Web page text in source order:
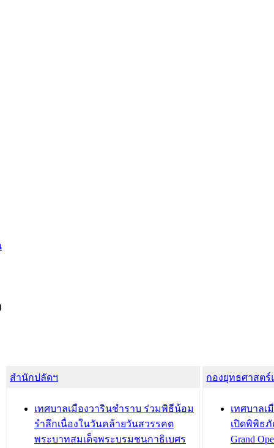
สำนักปลัดฯ
เทศบาลเมืองวารินชำราบ ร่วมพิธีน้อม
รำลึกเนื่องในวันคล้ายวันสวรรคต
พระบาทสมเด็จพระบรมชนกาธิเบศร
กองยุทธศาสต
เทศบาลเ
เปิดพิพิธภั
Grand